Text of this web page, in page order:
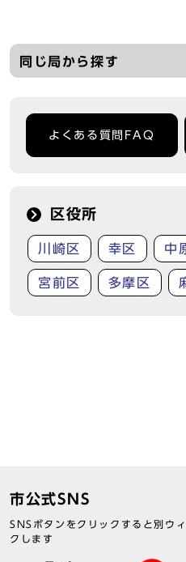
同じ局から探す
よくある質問FAQ
区役所
川崎区 幸区 中
宮前区 多摩区
市公式SNS
SNSボタンをクリックすると別ウ
クします